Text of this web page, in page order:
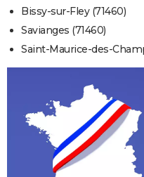
Bissy-sur-Fley (71460)
Savianges (71460)
Saint-Maurice-des-